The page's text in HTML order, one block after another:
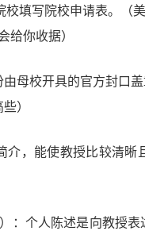
校填写院校申请表。
给你收据）
母校开具的官方封口
）
介，能使教授比较清
：个人陈述是向教授